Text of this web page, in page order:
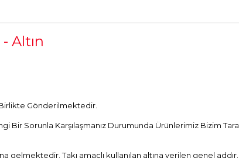
Altın
Gönderilmektedir.
Bir Sorunla Karşılaşmanız Durumunda Ürünlerimiz Bizim
Takı amaçlı kullanılan altına verilen genel